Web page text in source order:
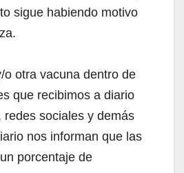
sigue habiendo motivo
o otra vacuna dentro de
que recibimos a diario
redes sociales y demás
nos informan que las
porcentaje de